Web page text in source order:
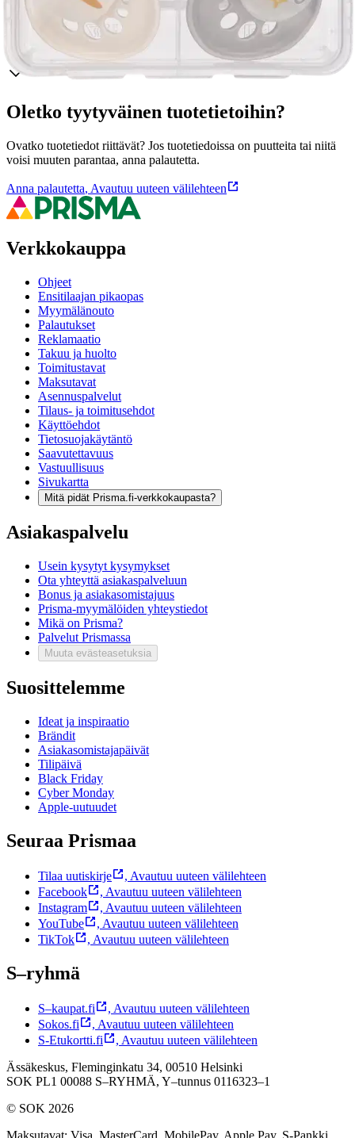
Ominaisuudet
Oletko tyytyväinen tuotetietoihin?
Ovatko tuotetiedot riittävät? Jos tuotetiedoissa on puutteita tai niitä
voisi muuten parantaa, anna palautetta.
Anna palautetta, Avautuu uuteen välilehteen
Verkkokauppa
Ohjeet
Ensitilaajan pikaopas
Myymälänouto
Palautukset
Reklamaatio
Takuu ja huolto
Toimitustavat
Maksutavat
Asennuspalvelut
Tilaus- ja toimitusehdot
Käyttöehdot
Tietosuojakäytäntö
Saavutettavuus
Vastuullisuus
Sivukartta
Mitä pidät Prisma.fi-verkkokaupasta?
Asiakaspalvelu
Usein kysytyt kysymykset
Ota yhteyttä asiakaspalveluun
Bonus ja asiakasomistajuus
Prisma-myymälöiden yhteystiedot
Mikä on Prisma?
Palvelut Prismassa
Muuta evästeasetuksia
Suosittelemme
Ideat ja inspiraatio
Brändit
Asiakasomistajapäivät
Tilipäivä
Black Friday
Cyber Monday
Apple-uutuudet
Seuraa Prismaa
Tilaa uutiskirje , Avautuu uuteen välilehteen
Facebook
, Avautuu uuteen välilehteen
Instagram
, Avautuu uuteen välilehteen
YouTube
, Avautuu uuteen välilehteen
TikTok
, Avautuu uuteen välilehteen
S–ryhmä
S–kaupat.fi , Avautuu uuteen välilehteen
Sokos.fi
, Avautuu uuteen välilehteen
S-Etukortti.fi
, Avautuu uuteen välilehteen
Ässäkeskus, Fleminginkatu 34, 00510 Helsinki
SOK PL1 00088 S–RYHMÄ, Y–tunnus 0116323–1
© SOK 2026
Maksutavat: Visa, MasterCard, MobilePay, Apple Pay, S-Pankki,